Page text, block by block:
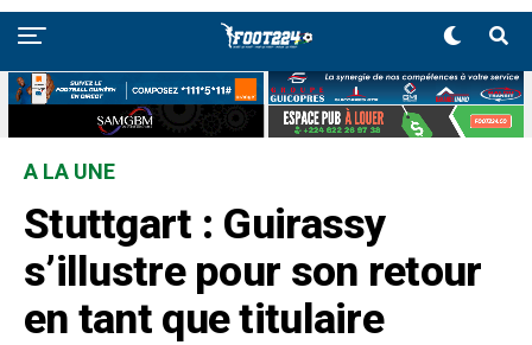
A LA UNE
Stuttgart : Guirassy
s’illustre pour son retour
en tant que titulaire